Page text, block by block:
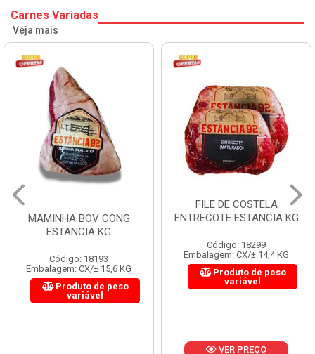
Carnes Variadas
Veja mais
MAMINHA BOV CONG
ESTANCIA KG
Código: 18193
Embalagem: CX/± 15,6 KG
Produto de peso
variável
FILE DE COSTELA
ENTRECOTE ESTANCIA KG
Código: 18299
Embalagem: CX/± 14,4 KG
Produto de peso
variável
VER PREÇO